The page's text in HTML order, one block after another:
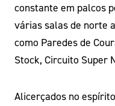
constante em palcos
várias salas de norte
como Paredes de
Stock, Circuito Super
Alicerçados no